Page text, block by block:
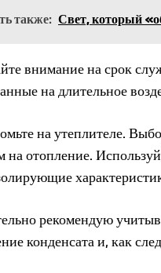
также: Свет, который
внимание на срок
на длительное
на утеплителе.
на отопление.
рекомендую
конденсата и, как